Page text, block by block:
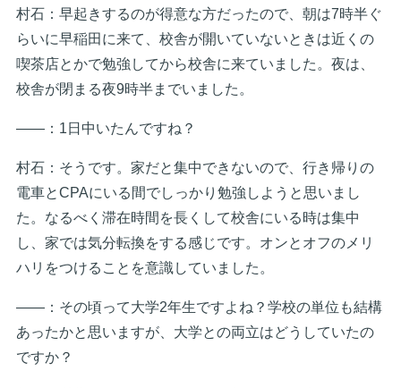
村石：早起きするのが得意な方だったので、朝は7時半ぐ
らいに早稲田に来て、校舎が開いていないときは近くの
喫茶店とかで勉強してから校舎に来ていました。夜は、
校舎が閉まる夜9時半までいました。
――：1日中いたんですね？
村石：そうです。家だと集中できないので、行き帰りの
電車とCPAにいる間でしっかり勉強しようと思いまし
た。なるべく滞在時間を長くして校舎にいる時は集中
し、家では気分転換をする感じです。オンとオフのメリ
ハリをつけることを意識していました。
――：その頃って大学2年生ですよね？学校の単位も結構
あったかと思いますが、大学との両立はどうしていたの
ですか？